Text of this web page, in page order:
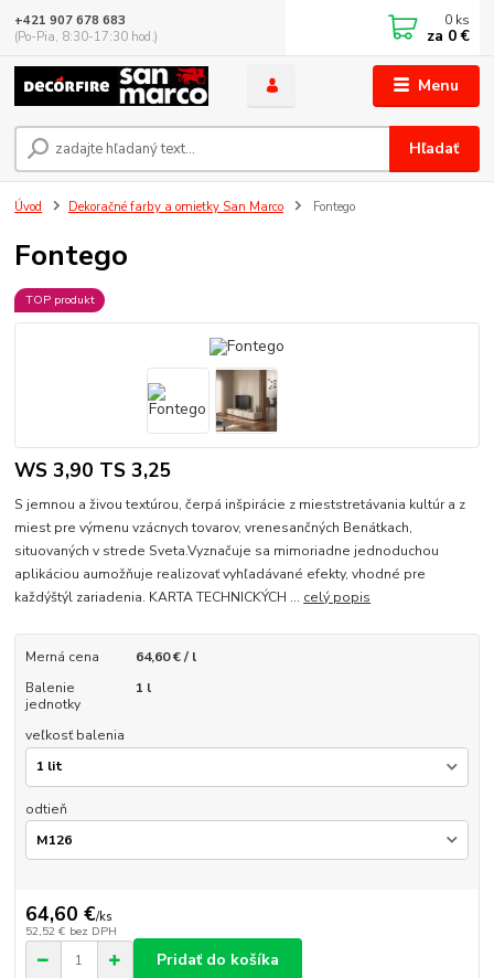
Menu
Hľadať
+421 907 678 683
(Po-Pia, 8:30-17:30 hod.)
0 ks
za 0 €
Úvod Dekoračné farby a omietky San Marco Fontego
Fontego
TOP produkt
WS 3,90 TS 3,25
S jemnou a živou textúrou, čerpá inšpirácie z mieststretávania kultúr a z
miest pre výmenu vzácnych tovarov, vrenesančných Benátkach,
situovaných v strede Sveta.Vyznačuje sa mimoriadne jednoduchou
aplikáciou aumožňuje realizovať vyhľadávané efekty, vhodné pre
každýštýl zariadenia. KARTA TECHNICKÝCH ... celý popis
Merná cena
64,60 € / l
Balenie
jednotky
1 l
veľkosť balenia
odtieň
64,60 €/ks
52,52 € bez DPH
Pridať do košíka